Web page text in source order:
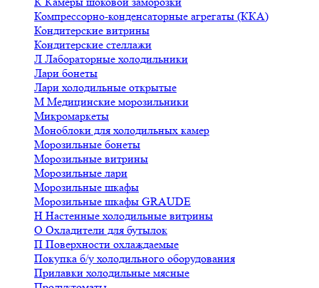
Компрессорно-конденсаторные агрегаты (ККА)
Кондитерские витрины
Кондитерские стеллажи
Л Лабораторные холодильники
Лари бонеты
Лари холодильные открытые
М Медицинские морозильники
Микромаркеты
Моноблоки для холодильных камер
Морозильные бонеты
Морозильные витрины
Морозильные лари
Морозильные шкафы
Морозильные шкафы GRAUDE
Н Настенные холодильные витрины
О Охладители для бутылок
П Поверхности охлаждаемые
Покупка б/у холодильного оборудования
Прилавки холодильные мясные